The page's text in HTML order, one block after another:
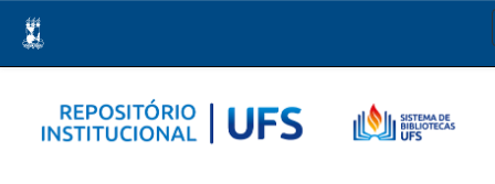
navigation